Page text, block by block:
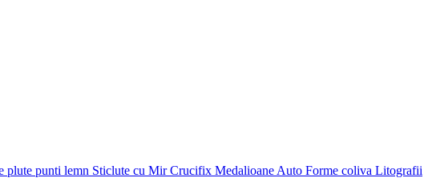
plute punti lemn Sticlute cu MirCrucifix Medalioane Auto Forme coliva Litografii